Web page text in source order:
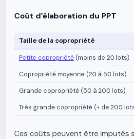
Coût d'élaboration du PPT
Taille de la copropriété
Petite copropriété (moins de 20 lots)
Copropriété moyenne (20 à 50 lots)
Grande copropriété (50 à 200 lots)
Très grande copropriété (+ de 200
Ces coûts peuvent être imputés